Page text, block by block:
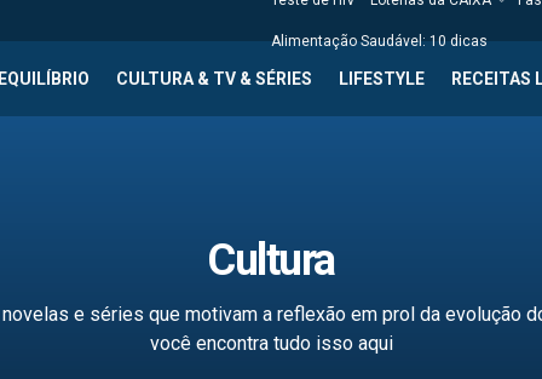
Alimentação Saudável: 10 dicas
CULTURA & TV & SÉRIES LIFESTYLE RECEITAS
Cultura
e séries que motivam a reflexão em prol da evolução
você encontra tudo isso aqui